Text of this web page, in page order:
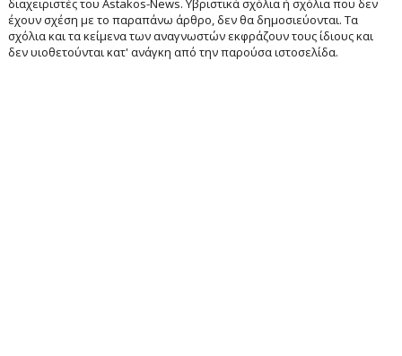
διαχειριστές του Astakos-News. Υβριστικά σχόλια ή σχόλια που δεν
έχουν σχέση με το παραπάνω άρθρο, δεν θα δημοσιεύονται. Τα
σχόλια και τα κείμενα των αναγνωστών εκφράζουν τους ίδιους και
δεν υιοθετούνται κατ' ανάγκη από την παρούσα ιστοσελίδα.